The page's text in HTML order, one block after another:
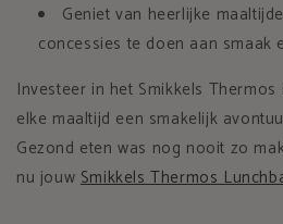
Geniet van heerlijke
concessies te doen aan smaak
Investeer in het Smikkels
elke maaltijd een smakelijk
Gezond eten was nog nooit zo
nu jouw Smikkels Thermos